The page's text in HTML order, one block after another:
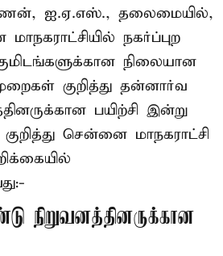
ஐ.ஏ.எஸ்., தலைமையில்,
நகர்ப்புற
நிலையான
குறித்து தன்னார்வ
பயிற்சி இன்று
சென்னை மாநகராட்சி
நிறுவனத்தினருக்கான